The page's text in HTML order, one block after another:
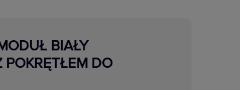
BIAŁY
POKRĘTŁEM DO